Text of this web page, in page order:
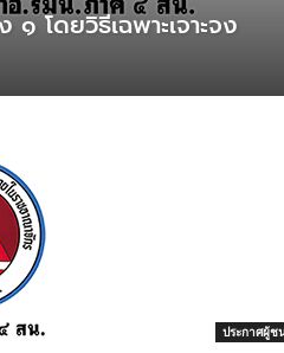
โดยวิธีเฉพาะเจาะจง
ประกาศผู้ช